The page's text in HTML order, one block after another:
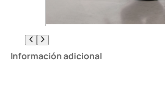
Información adicional